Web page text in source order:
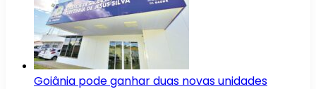
Goiânia pode ganhar duas novas unidades